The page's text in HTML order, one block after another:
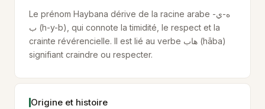
Le prénom Haybana dérive de la racine arabe ه-ي-
ب (h-y-b), qui connote la timidité, le respect et la
crainte révérencielle. Il est lié au verbe هاب (hāba)
signifiant craindre ou respecter.
Origine et histoire